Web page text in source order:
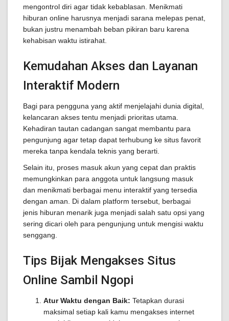
mengontrol diri agar tidak kebablasan. Menikmati
hiburan online harusnya menjadi sarana melepas penat,
bukan justru menambah beban pikiran baru karena
kehabisan waktu istirahat.
Kemudahan Akses dan Layanan
Interaktif Modern
Bagi para pengguna yang aktif menjelajahi dunia digital,
kelancaran akses tentu menjadi prioritas utama.
Kehadiran tautan cadangan sangat membantu para
pengunjung agar tetap dapat terhubung ke situs favorit
mereka tanpa kendala teknis yang berarti.
Selain itu, proses masuk akun yang cepat dan praktis
memungkinkan para anggota untuk langsung masuk
dan menikmati berbagai menu interaktif yang tersedia
dengan aman. Di dalam platform tersebut, berbagai
jenis hiburan menarik juga menjadi salah satu opsi yang
sering dicari oleh para pengunjung untuk mengisi waktu
senggang.
Tips Bijak Mengakses Situs
Online Sambil Ngopi
Atur Waktu dengan Baik: Tetapkan durasi
maksimal setiap kali kamu mengakses internet